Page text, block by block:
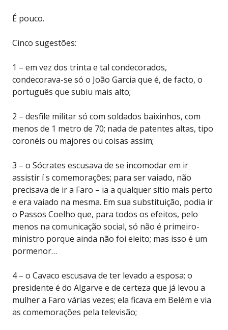
É pouco.
Cinco sugestões:
1 – em vez dos trinta e tal condecorados,
condecorava-se só o João Garcia que é, de facto, o
português que subiu mais alto;
2 – desfile militar só com soldados baixinhos, com
menos de 1 metro de 70; nada de patentes altas, tipo
coronéis ou majores ou coisas assim;
3 – o Sócrates escusava de se incomodar em ir
assistir í s comemorações; para ser vaiado, não
precisava de ir a Faro – ia a qualquer sítio mais perto
e era vaiado na mesma. Em sua substituição, podia ir
o Passos Coelho que, para todos os efeitos, pelo
menos na comunicação social, só não é primeiro-
ministro porque ainda não foi eleito; mas isso é um
pormenor…
4 – o Cavaco escusava de ter levado a esposa; o
presidente é do Algarve e de certeza que já levou a
mulher a Faro várias vezes; ela ficava em Belém e via
as comemorações pela televisão;